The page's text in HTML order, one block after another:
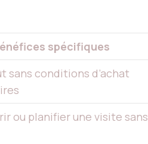
spécifiques
sans conditions d’achat
ou planifier une visite sans